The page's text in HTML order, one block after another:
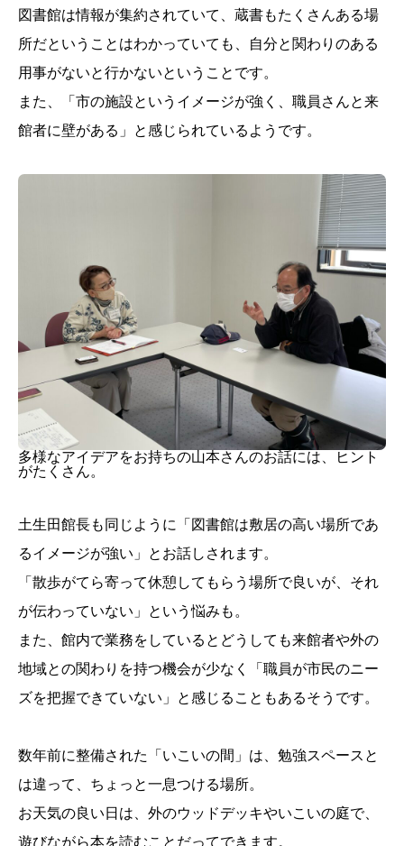
図書館は情報が集約されていて、蔵書もたくさんある場
所だということはわかっていても、自分と関わりのある
用事がないと行かないということです。
また、「市の施設というイメージが強く、職員さんと来
館者に壁がある」と感じられているようです。
多様なアイデアをお持ちの山本さんのお話には、ヒント
がたくさん。
土生田館長も同じように「図書館は敷居の高い場所であ
るイメージが強い」とお話しされます。
「散歩がてら寄って休憩してもらう場所で良いが、それ
が伝わっていない」という悩みも。
また、館内で業務をしているとどうしても来館者や外の
地域との関わりを持つ機会が少なく「職員が市民のニー
ズを把握できていない」と感じることもあるそうです。
数年前に整備された「いこいの間」は、勉強スペースと
は違って、ちょっと一息つける場所。
お天気の良い日は、外のウッドデッキやいこいの庭で、
遊びながら本を読むことだってできます。